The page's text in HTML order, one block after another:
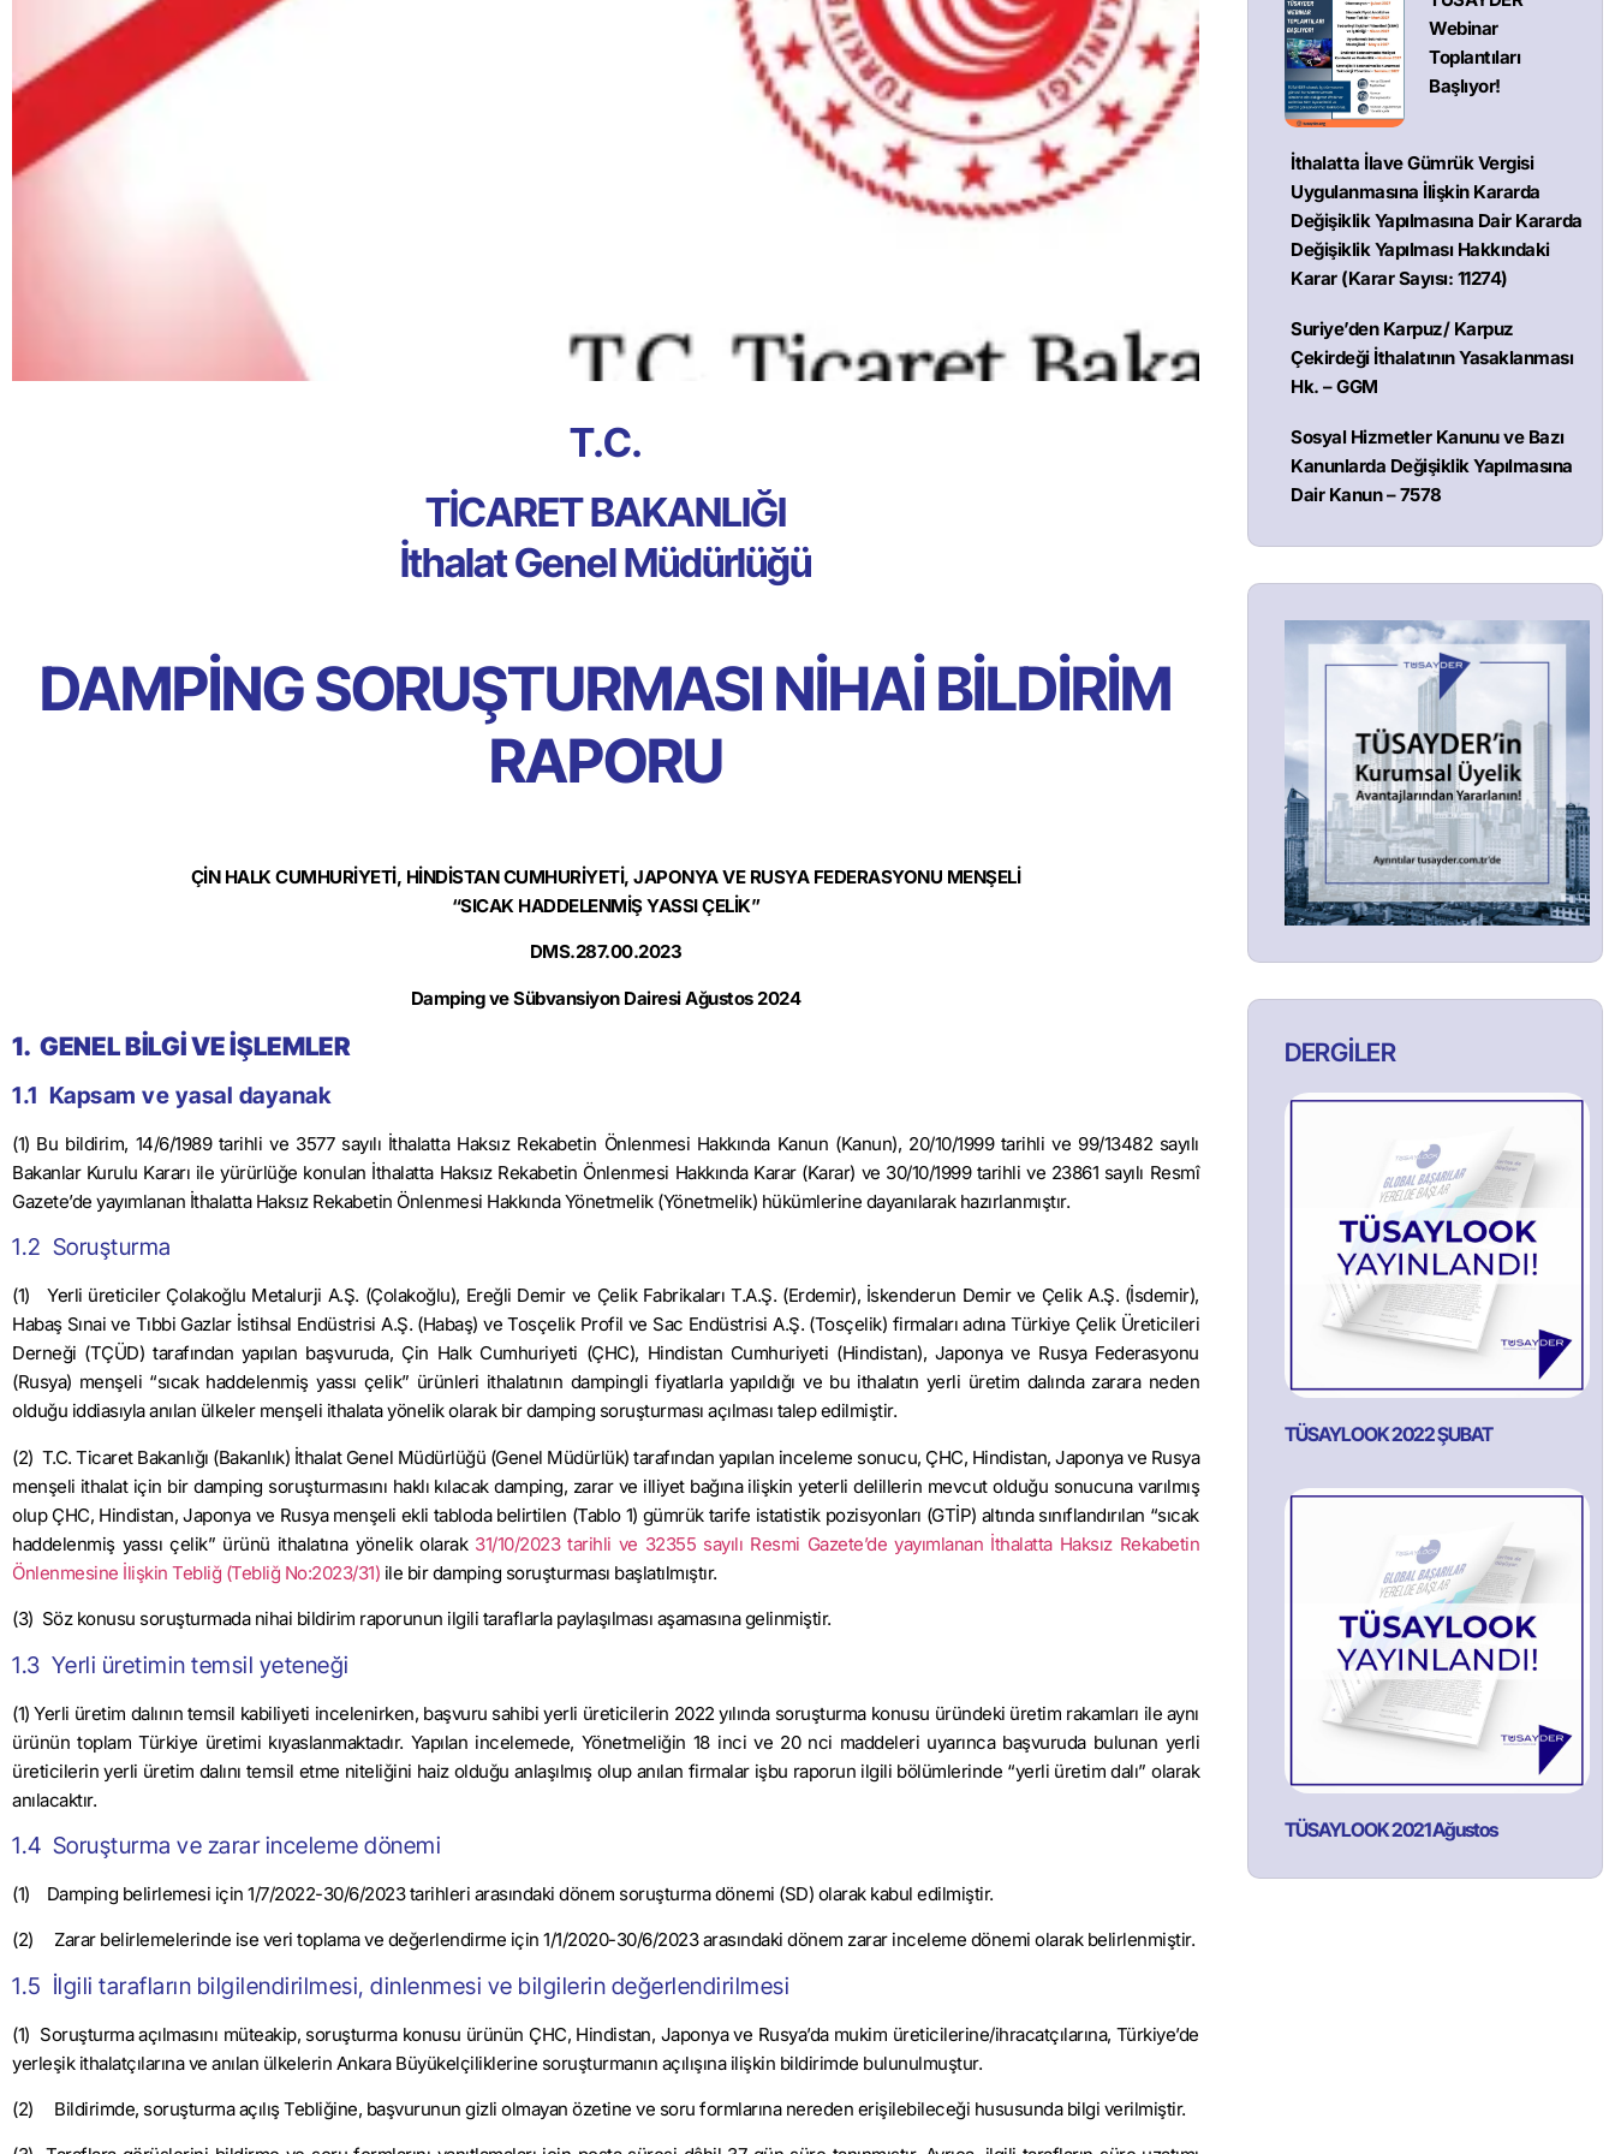
T.C.
TİCARET BAKANLIĞI
İthalat Genel Müdürlüğü
DAMPİNG SORUŞTURMASI NİHAİ BİLDİRİM
RAPORU
ÇİN HALK CUMHURİYETİ, HİNDİSTAN CUMHURİYETİ, JAPONYA VE RUSYA FEDERASYONU MENŞELİ
“SICAK HADDELENMİŞ YASSI ÇELİK”
DMS.287.00.2023
Damping ve Sübvansiyon Dairesi Ağustos 2024
1. GENEL BİLGİ VE İŞLEMLER
1.1 Kapsam ve yasal dayanak
(1) Bu bildirim, 14/6/1989 tarihli ve 3577 sayılı İthalatta Haksız Rekabetin Önlenmesi Hakkında Kanun (Kanun), 20/10/1999 tarihli ve 99/13482 sayılı
Bakanlar Kurulu Kararı ile yürürlüğe konulan İthalatta Haksız Rekabetin Önlenmesi Hakkında Karar (Karar) ve 30/10/1999 tarihli ve 23861 sayılı Resmî
Gazete’de yayımlanan İthalatta Haksız Rekabetin Önlenmesi Hakkında Yönetmelik (Yönetmelik) hükümlerine dayanılarak hazırlanmıştır.
1.2 Soruşturma
(1) Yerli üreticiler Çolakoğlu Metalurji A.Ş. (Çolakoğlu), Ereğli Demir ve Çelik Fabrikaları T.A.Ş. (Erdemir), İskenderun Demir ve Çelik A.Ş. (İsdemir),
Habaş Sınai ve Tıbbi Gazlar İstihsal Endüstrisi A.Ş. (Habaş) ve Tosçelik Profil ve Sac Endüstrisi A.Ş. (Tosçelik) firmaları adına Türkiye Çelik Üreticileri
Derneği (TÇÜD) tarafından yapılan başvuruda, Çin Halk Cumhuriyeti (ÇHC), Hindistan Cumhuriyeti (Hindistan), Japonya ve Rusya Federasyonu
(Rusya) menşeli “sıcak haddelenmiş yassı çelik” ürünleri ithalatının dampingli fiyatlarla yapıldığı ve bu ithalatın yerli üretim dalında zarara neden
olduğu iddiasıyla anılan ülkeler menşeli ithalata yönelik olarak bir damping soruşturması açılması talep edilmiştir.
(2) T.C. Ticaret Bakanlığı (Bakanlık) İthalat Genel Müdürlüğü (Genel Müdürlük) tarafından yapılan inceleme sonucu, ÇHC, Hindistan, Japonya ve Rusya
menşeli ithalat için bir damping soruşturmasını haklı kılacak damping, zarar ve illiyet bağına ilişkin yeterli delillerin mevcut olduğu sonucuna varılmış
olup ÇHC, Hindistan, Japonya ve Rusya menşeli ekli tabloda belirtilen (Tablo 1) gümrük tarife istatistik pozisyonları (GTİP) altında sınıflandırılan “sıcak
haddelenmiş yassı çelik” ürünü ithalatına yönelik olarak 31/10/2023 tarihli ve 32355 sayılı Resmi Gazete’de yayımlanan İthalatta Haksız Rekabetin
Önlenmesine İlişkin Tebliğ (Tebliğ No:2023/31) ile bir damping soruşturması başlatılmıştır.
(3) Söz konusu soruşturmada nihai bildirim raporunun ilgili taraflarla paylaşılması aşamasına gelinmiştir.
1.3 Yerli üretimin temsil yeteneği
(1) Yerli üretim dalının temsil kabiliyeti incelenirken, başvuru sahibi yerli üreticilerin 2022 yılında soruşturma konusu üründeki üretim rakamları ile aynı
ürünün toplam Türkiye üretimi kıyaslanmaktadır. Yapılan incelemede, Yönetmeliğin 18 inci ve 20 nci maddeleri uyarınca başvuruda bulunan yerli
üreticilerin yerli üretim dalını temsil etme niteliğini haiz olduğu anlaşılmış olup anılan firmalar işbu raporun ilgili bölümlerinde “yerli üretim dalı” olarak
anılacaktır.
1.4 Soruşturma ve zarar inceleme dönemi
(1) Damping belirlemesi için 1/7/2022-30/6/2023 tarihleri arasındaki dönem soruşturma dönemi (SD) olarak kabul edilmiştir.
(2) Zarar belirlemelerinde ise veri toplama ve değerlendirme için 1/1/2020-30/6/2023 arasındaki dönem zarar inceleme dönemi olarak belirlenmiştir.
1.5 İlgili tarafların bilgilendirilmesi, dinlenmesi ve bilgilerin değerlendirilmesi
(1) Soruşturma açılmasını müteakip, soruşturma konusu ürünün ÇHC, Hindistan, Japonya ve Rusya’da mukim üreticilerine/ihracatçılarına, Türkiye’de
yerleşik ithalatçılarına ve anılan ülkelerin Ankara Büyükelçiliklerine soruşturmanın açılışına ilişkin bildirimde bulunulmuştur.
(2) Bildirimde, soruşturma açılış Tebliğine, başvurunun gizli olmayan özetine ve soru formlarına nereden erişilebileceği hususunda bilgi verilmiştir.
Webinar
Toplantıları
Başlıyor!
İthalatta İlave Gümrük Vergisi
Uygulanmasına İlişkin Kararda
Değişiklik Yapılmasına Dair Kararda
Değişiklik Yapılması Hakkındaki
Karar (Karar Sayısı: 11274)
Suriye’den Karpuz/ Karpuz
Çekirdeği İthalatının Yasaklanması
Hk. – GGM
Sosyal Hizmetler Kanunu ve Bazı
Kanunlarda Değişiklik Yapılmasına
Dair Kanun – 7578
DERGİLER
TÜSAYLOOK 2022 ŞUBAT
TÜSAYLOOK 2021 Ağustos